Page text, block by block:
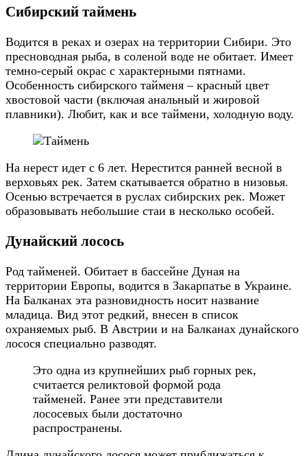
Сибирский таймень
Водится в реках и озерах на территории Сибири. Это
пресноводная рыба, в соленой воде не обитает. Имеет
темно-серый окрас с характерными пятнами.
Особенность сибирского тайменя – красный цвет
хвостовой части (включая анальный и жировой
плавники). Любит, как и все таймени, холодную воду.
На нерест идет с 6 лет. Нерестится ранней весной в
верховьях рек. Затем скатывается обратно в низовья.
Осенью встречается в руслах сибирских рек. Может
образовывать небольшие стаи в несколько особей.
Дунайский лосось
Род тайменей. Обитает в бассейне Дуная на
территории Европы, водится в Закарпатье в Украине.
На Балканах эта разновидность носит название
младица. Вид этот редкий, внесен в список
охраняемых рыб. В Австрии и на Балканах дунайского
лосося специально разводят.
Это одна из крупнейших рыб горных рек,
считается реликтовой формой рода
тайменей. Ранее эти представители
лососевых были достаточно
распространены.